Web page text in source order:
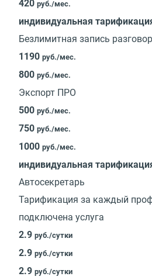
420 руб./мес.
индивидуальная
Безлимитная запись
1190 руб./мес.
800 руб./мес.
Экспорт ПРО
500 руб./мес.
750 руб./мес.
1000 руб./мес.
индивидуальная
Автосекретарь
Тарификация за каждый
подключена услуга
2.9 руб./сутки
2.9 руб./сутки
2.9 руб./сутки